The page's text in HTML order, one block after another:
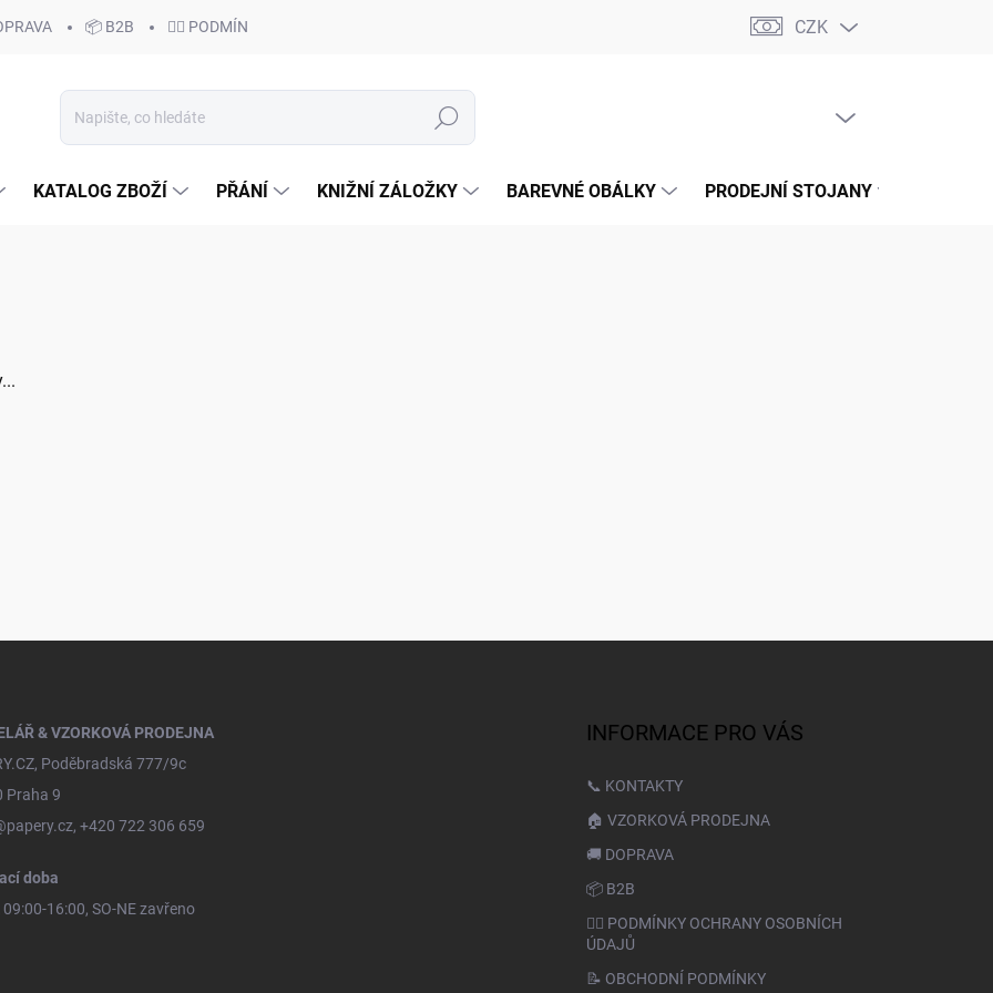
📦 B2B 🙆‍♂️ PODMÍNKY OCHRANY OSOBNÍCH ÚDAJŮ 🔄 VRÁCENÍ ZBOŽÍ
CZK
Hledat
KATALOG ZBOŽÍ PŘÁNÍ KNIŽNÍ ZÁLOŽKY BAREVNÉ OBÁLKY PRODEJNÍ STOJANY
& VZORKOVÁ PRODEJNA
Poděbradská 777/9c
Praha 9
+420 722 306 659
doba
09:00-16:00, SO-NE zavřeno
INFORMACE PRO VÁS
📞 KONTAKTY
🏠 VZORKOVÁ PRODEJNA
🚚 DOPRAVA
📦 B2B
🙆‍♂️ PODMÍNKY OCHRANY OSOBNÍCH
ÚDAJŮ
📝 OBCHODNÍ PODMÍNKY